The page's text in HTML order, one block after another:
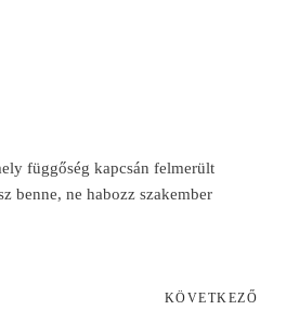
függőség kapcsán felmerült
benne, ne habozz szakember
KÖVETKEZŐ